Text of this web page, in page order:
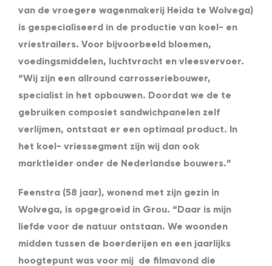
van de vroegere wagenmakerij Heida te Wolvega)
is gespecialiseerd in de productie van koel- en
vriestrailers. Voor bijvoorbeeld bloemen,
voedingsmiddelen, luchtvracht en vleesvervoer.
“Wij zijn een allround carrosseriebouwer,
specialist in het opbouwen. Doordat we de te
gebruiken composiet sandwichpanelen zelf
verlijmen, ontstaat er een optimaal product. In
het koel- vriessegment zijn wij dan ook
marktleider onder de Nederlandse bouwers.”
Feenstra (58 jaar), wonend met zijn gezin in
Wolvega, is opgegroeid in Grou. “Daar is mijn
liefde voor de natuur ontstaan. We woonden
midden tussen de boerderijen en een jaarlijks
hoogtepunt was voor mij de filmavond die